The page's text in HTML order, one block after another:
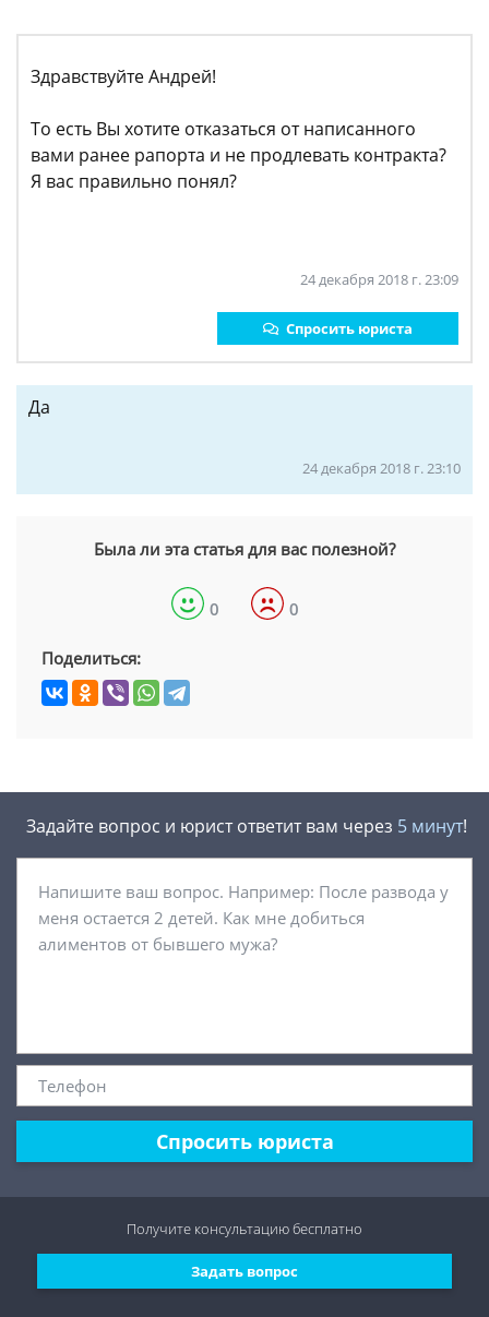
Здравствуйте Андрей!
То есть Вы хотите отказаться от написанного
вами ранее рапорта и не продлевать контракта?
Я вас правильно понял?
24 декабря 2018 г. 23:09
Спросить юриста
Да
24 декабря 2018 г. 23:10
Была ли эта статья для вас полезной?
0 0
Поделиться:
Задайте вопрос и юрист ответит вам через 5 минут!
Спросить юриста
Задать вопрос
Получите консультациюбесплатно